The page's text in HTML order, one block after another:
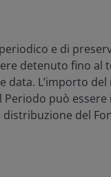
e di
detenuto fino
L’importo
può
del